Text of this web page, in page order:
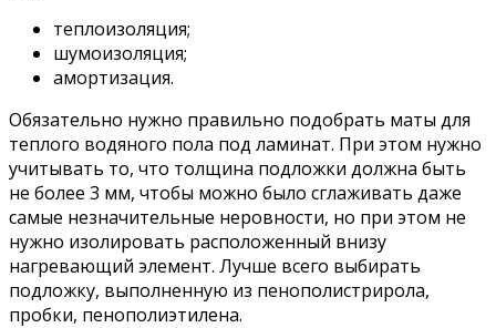
теплоизоляция;
шумоизоляция;
амортизация.
Обязательно нужно правильно подобрать маты для
теплого водяного пола под ламинат. При этом нужно
учитывать то, что толщина подложки должна быть
не более 3 мм, чтобы можно было сглаживать даже
самые незначительные неровности, но при этом не
нужно изолировать расположенный внизу
нагревающий элемент. Лучше всего выбирать
подложку, выполненную из пенополистрирола,
пробки, пенополиэтилена.